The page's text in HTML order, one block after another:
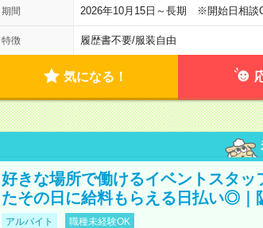
期間 2026年10月15日～長期 ※開始日相
特徴 履歴書不要/服装自由
気になる！
好きな場所で働けるイベントスタ
たその日に給料もらえる日払い◎｜
アルバイト 職種未経験OK